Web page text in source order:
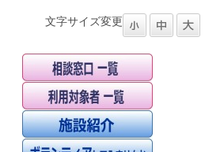
文字サイズ変更